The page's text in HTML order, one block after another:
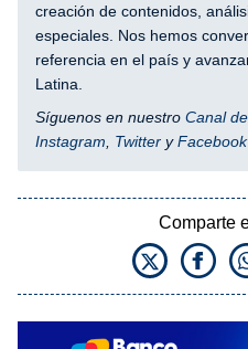
creación de contenidos,
especiales. Nos hemos
referencia en el país y
Latina.
Síguenos en nuestro Canal
Instagram
Twitter yFacebook
Comparte